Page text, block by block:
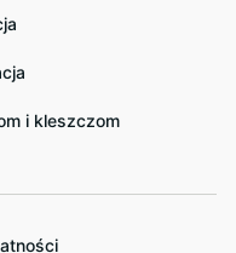
i kleszczom